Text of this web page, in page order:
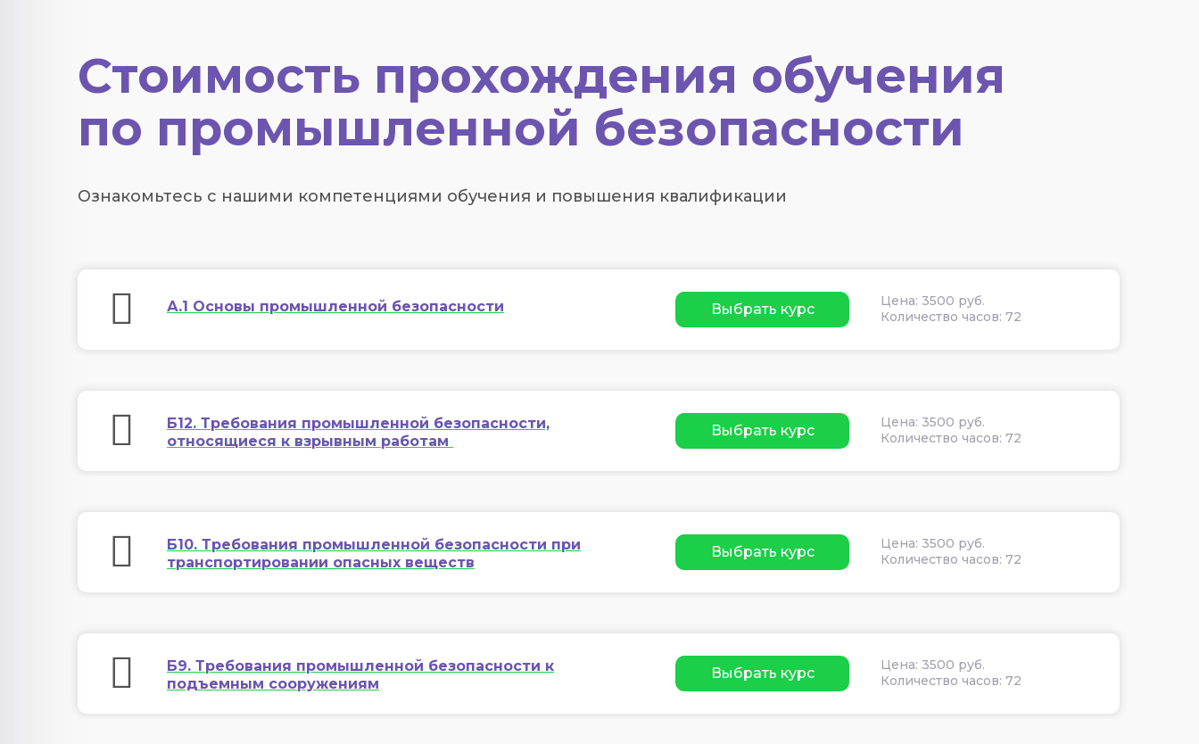
Стоимость прохождения обучения
по промышленной безопасности
Ознакомьтесь с нашими компетенциями обучения и повышения квалификации
А.1 Основы промышленной безопасности
Цена: 3500 руб.
Количество часов: 72
Выбрать курс
Б12. Требования промышленной безопасности,
относящиеся к взрывным работам
Цена: 3500 руб.
Количество часов: 72
Выбрать курс
Б10. Требования промышленной безопасности при
транспортировании опасных веществ
Цена: 3500 руб.
Количество часов: 72
Выбрать курс
Б9. Требования промышленной безопасности к
подъемным сооружениям
Цена: 3500 руб.
Количество часов: 72
Выбрать курс